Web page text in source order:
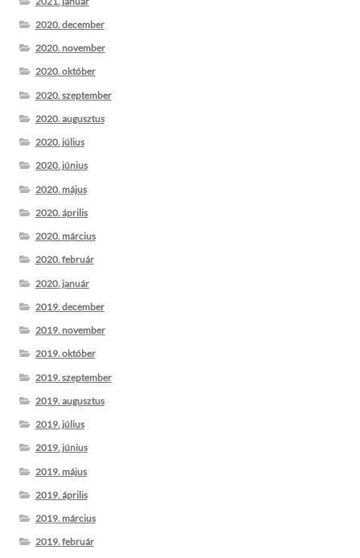
2020. december
2020. november
2020. október
2020. szeptember
2020. augusztus
2020. július
2020. június
2020. május
2020. április
2020. március
2020. február
2020. január
2019. december
2019. november
2019. október
2019. szeptember
2019. augusztus
2019. július
2019. június
2019. május
2019. április
2019. március
2019. február